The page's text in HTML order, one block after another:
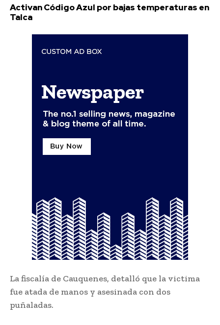
Activan Código Azul por bajas temperaturas en
Talca
La fiscalía de Cauquenes, detalló que la victima
fue atada de manos y asesinada con dos
puñaladas.